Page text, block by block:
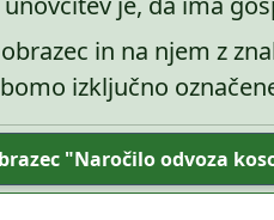
in na njem z
izključno
"Naročilo odvoza